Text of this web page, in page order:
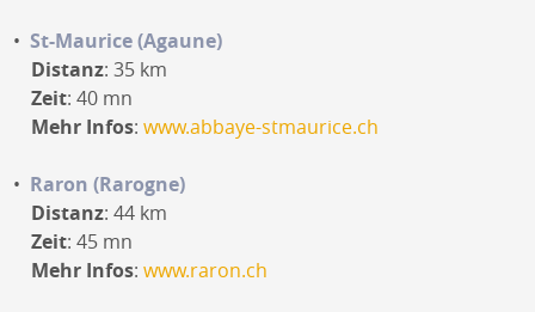
St-Maurice (Agaune)
Distanz: 35 km
Zeit: 40 mn
Mehr Infos: www.abbaye-stmaurice.ch
Raron (Rarogne)
Distanz: 44 km
Zeit: 45 mn
Mehr Infos: www.raron.ch